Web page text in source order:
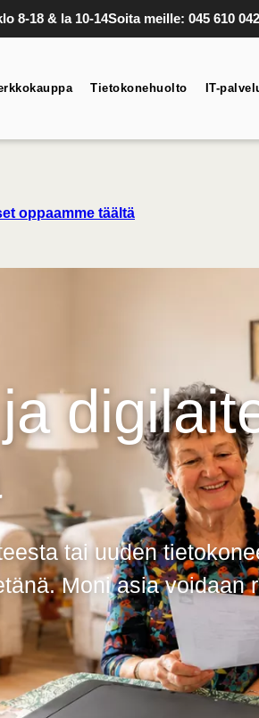
8-18 & la 10-14Soita meille: 045 610
Tietokonehuolto IT-
oppaamme täältä
tai uuden
Moni asia voidaan